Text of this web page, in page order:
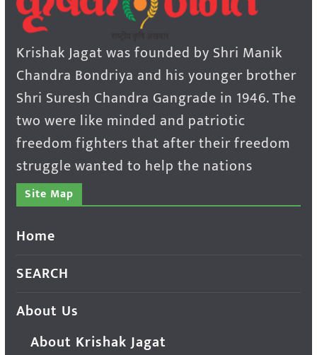
Krishak Jagat was founded by Shri Manik
Chandra Bondriya and his younger brother
Shri Suresh Chandra Gangrade in 1946. The
two were like minded and patriotic
freedom fighters that after their freedom
struggle wanted to help the nations
Site Map
Home
SEARCH
About Us
About Krishak Jagat